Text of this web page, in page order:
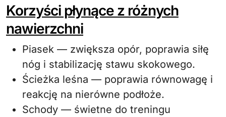
Korzyści płynące z różnych
nawierzchni
Piasek — zwiększa opór, poprawia siłę
nóg i stabilizację stawu skokowego.
Ścieżka leśna — poprawia równowagę i
reakcję na nierówne podłoże.
Schody — świetne do treningu